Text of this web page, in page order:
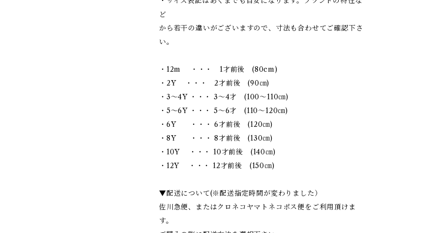
ど
から若干の違いがございますので、寸法も合わせてご確認下さ
い。
・12m ・・・ 1才前後 (80cm)
・2Y ・・・ 2才前後 (90㎝)
・3～4Y ・・・ 3～4才 (100～110㎝)
・5～6Y ・・・ 5～6才 (110～120㎝)
・6Y ・・・ 6才前後 (120㎝)
・8Y ・・・ 8才前後 (130㎝)
・10Y ・・・ 10才前後 (140㎝)
・12Y ・・・ 12才前後 (150㎝)
▼配送について(※配送指定時間が変わりました）
佐川急便、またはクロネコヤマトネコポス便をご利用頂けま
す。